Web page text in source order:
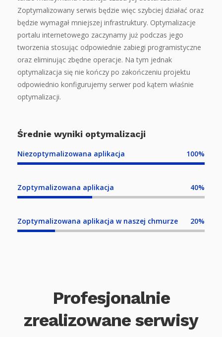
Zoptymalizowany serwis będzie więc szybciej działać oraz
będzie wymagał mniejszej infrastruktury. Optymalizacje
portalu internetowego zaczynamy już podczas jego
tworzenia stosując odpowiednie zabiegi programistyczne
oraz eliminując zbędne operacje. Na tym jednak
optymalizacja się nie kończy po zakończeniu projektu
odpowiednio konfigurujemy serwer pod kątem właśnie
optymalizacji.
Średnie wyniki optymalizacji
Niezoptymalizowana aplikacja 100%
Zoptymalizowana aplikacja 40%
Zoptymalizowana aplikacja w naszej chmurze 20%
Profesjonalnie
zrealizowane serwisy